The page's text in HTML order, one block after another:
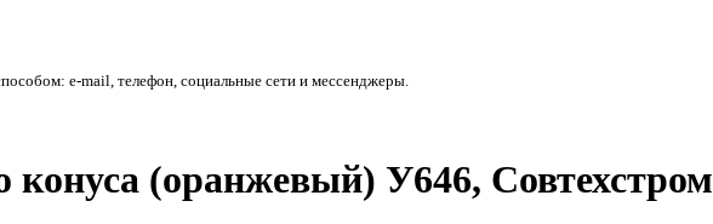
e-mail, телефон, социальные сети и мессенджеры.
конуса (оранжевый) У646, Совтехстром